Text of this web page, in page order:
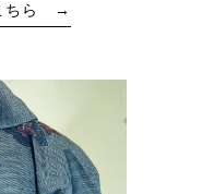
ら →